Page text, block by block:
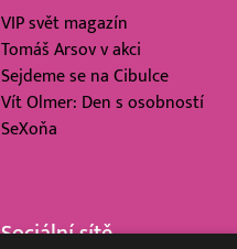
VIP svět magazín
Tomáš Arsov v akci
Sejdeme se na Cibulce
Vít Olmer: Den s osobností
SeXoňa
Sociální sítě